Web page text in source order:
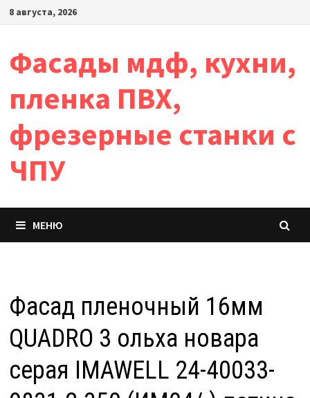
Перейти
8 августа, 2026
Фасады мдф, кухни,
пленка ПВХ,
фрезерные станки с
ЧПУ
МЕНЮ
Фасад пленочный 16мм
QUADRO 3 ольха новара
серая IMAWELL 24-40033-